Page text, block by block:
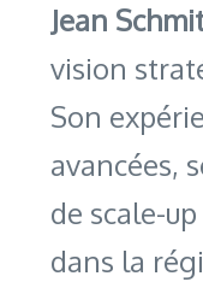
Jean
vision
Son
avancées,
de scale-
dans la